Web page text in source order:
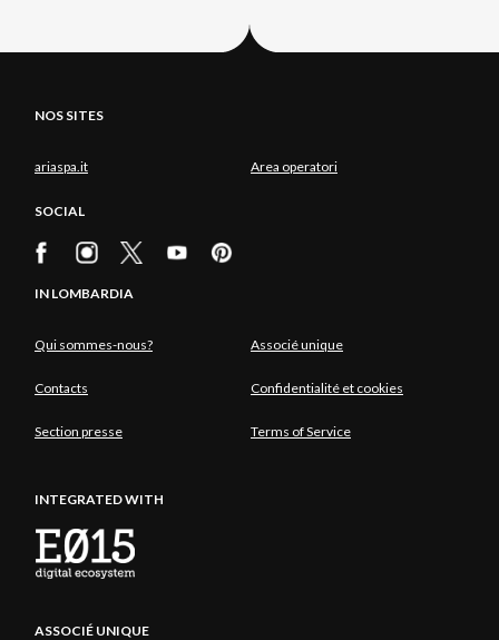
NOS SITES
ariaspa.it Area operatori
SOCIAL
IN LOMBARDIA
Qui sommes-nous? Associé unique
Contacts Confidentialité et cookies
Section presse Terms of Service
INTEGRATED WITH
ASSOCIÉ UNIQUE